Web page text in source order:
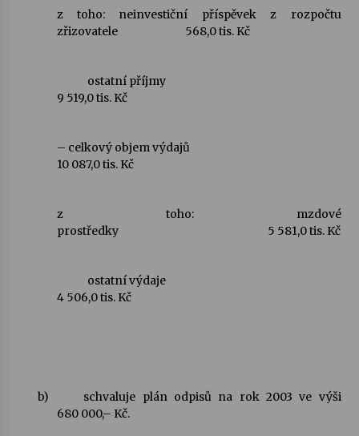
Letní koncerty ve Stromovce: Rufus Miller
13. 7. 2026
Petr Adamec – Malovaný svět
30. 6. 2026
z toho: neinvestiční příspěvek z rozpočtu
zřizovatele
568,0 tis. Kč
ostatní příjmy
9 519,0 tis. Kč
– celkový objem výdajů
10 087,0 tis. Kč
z toho: mzdové
prostředky
5 581,0 tis. Kč
ostatní výdaje
4 506,0 tis. Kč
b)
schvaluje plán odpisů na rok 2003 ve výši
680 000,– Kč.